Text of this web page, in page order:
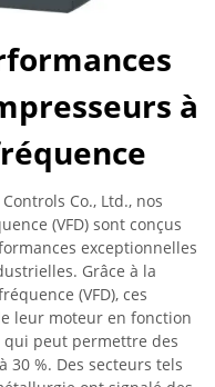
à
Co., Ltd., nos
(VFD) sont conçus
exceptionnelles
Grâce à la
(VFD), ces
leur moteur en fonction
qui peut permettre des
30 %. Des secteurs tels